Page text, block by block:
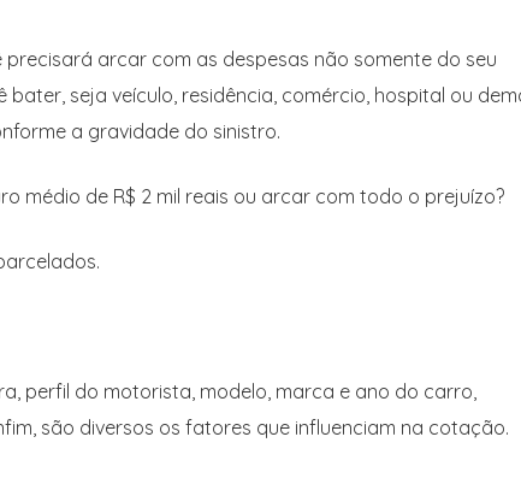
arcar com as despesas não somente do seu
seja veículo, residência, comércio, hospital ou
a gravidade do sinistro.
médio de R$ 2 mil reais ou arcar com todo o prejuízo?
perfil do motorista, modelo, marca e ano do carro,
são diversos os fatores que influenciam na cotação.